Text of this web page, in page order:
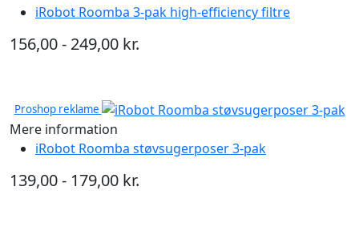
iRobot Roomba 3-pak high-efficiency filtre
156,00 - 249,00 kr.
Proshop reklame
Mere information
iRobot Roomba støvsugerposer 3-pak
139,00 - 179,00 kr.